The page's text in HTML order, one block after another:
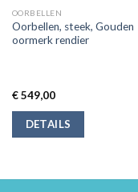
OORBELLEN
Oorbellen, steek, Gouden
oormerk rendier
€549,00
DETAILS